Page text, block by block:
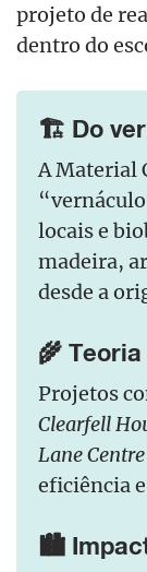
projeto de
dentro do
🏗️ Do
A Material
locais e
madeira,
desde a
🌾
Projetos
Clearfell
Lane Centre
eficiência
🏙️